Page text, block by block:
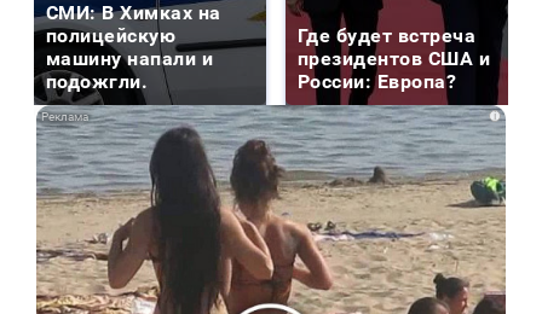
СМИ: В Химках на
полицейскую
машину напали и
подожгли.
Где будет встреча
президентов США и
России: Европа?
i